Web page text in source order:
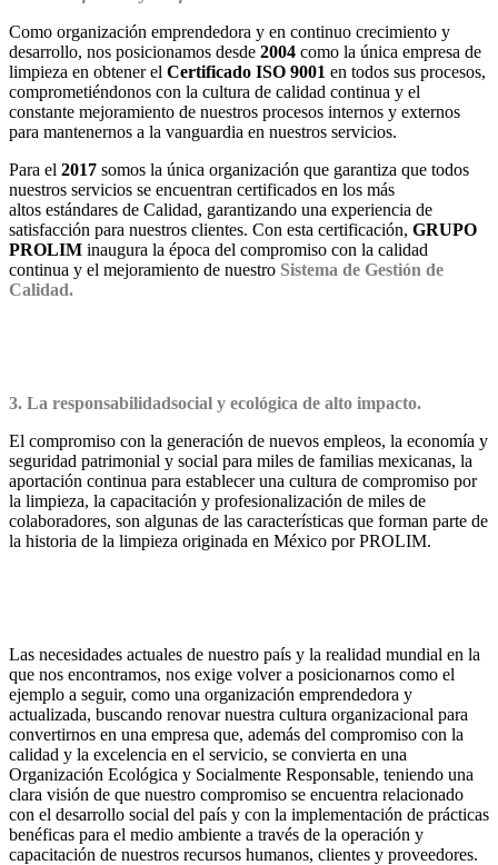
Como organización emprendedora y en continuo crecimiento y
desarrollo, nos posicionamos desde 2004 como la única empresa de
limpieza en obtener el Certificado ISO 9001 en todos sus procesos,
comprometiéndonos con la cultura de calidad continua y el
constante mejoramiento de nuestros procesos internos y externos
para mantenernos a la vanguardia en nuestros servicios.
Para el 2017 somos la única organización que garantiza que todos
nuestros servicios se encuentran certificados en los más
altos estándares de Calidad, garantizando una experiencia de
satisfacción para nuestros clientes. Con esta certificación, GRUPO
PROLIM inaugura la época del compromiso con la calidad
continua y el mejoramiento de nuestro Sistema de Gestión de
Calidad.
3. La responsabilidadsocial y ecológica de alto impacto.
El compromiso con la generación de nuevos empleos, la economía y
seguridad patrimonial y social para miles de familias mexicanas, la
aportación continua para establecer una cultura de compromiso por
la limpieza, la capacitación y profesionalización de miles de
colaboradores, son algunas de las características que forman parte de
la historia de la limpieza originada en México por PROLIM.
Las necesidades actuales de nuestro país y la realidad mundial en la
que nos encontramos, nos exige volver a posicionarnos como el
ejemplo a seguir, como una organización emprendedora y
actualizada, buscando renovar nuestra cultura organizacional para
convertirnos en una empresa que, además del compromiso con la
calidad y la excelencia en el servicio, se convierta en una
Organización Ecológica y Socialmente Responsable, teniendo una
clara visión de que nuestro compromiso se encuentra relacionado
con el desarrollo social del país y con la implementación de prácticas
benéficas para el medio ambiente a través de la operación y
capacitación de nuestros recursos humanos, clientes y proveedores.